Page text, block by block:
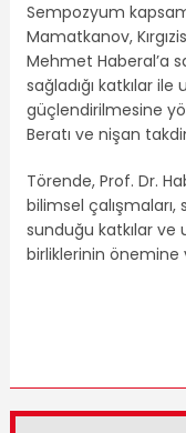
Sempozyum
Mamatkanov,
Mehmet Haberal’a
sağladığı katkılar ile
güçlendirilmesine
Beratı ve nişan
Törende, Prof. Dr.
bilimsel
sunduğu katkılar ve
birliklerinin önemine